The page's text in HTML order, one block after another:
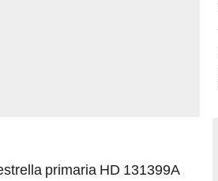
primaria HD 131399A